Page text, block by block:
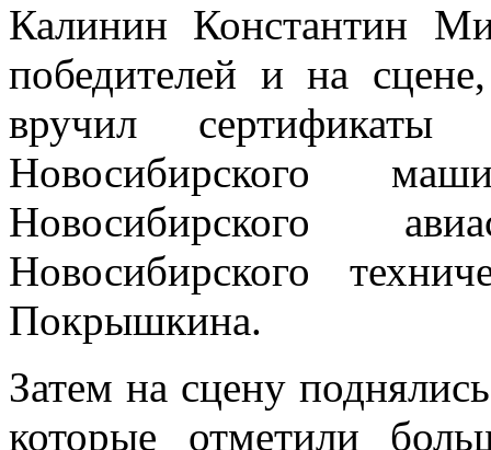
Калинин Константин
победителей и на
вручил сертификаты
Новосибирского
Новосибирского
Новосибирского
Покрышкина.
Затем на сцену
которые отметили